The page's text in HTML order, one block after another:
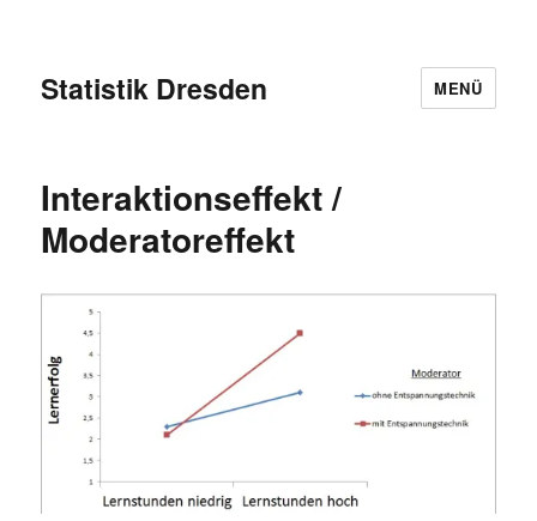
Statistik Dresden MENÜ
Interaktionseffekt /
Moderatoreffekt